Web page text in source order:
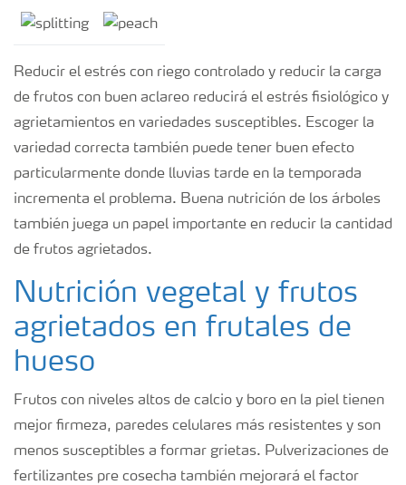
Reducir el estrés con riego controlado y reducir la carga
de frutos con buen aclareo reducirá el estrés fisiológico y
agrietamientos en variedades susceptibles. Escoger la
variedad correcta también puede tener buen efecto
particularmente donde lluvias tarde en la temporada
incrementa el problema. Buena nutrición de los árboles
también juega un papel importante en reducir la cantidad
de frutos agrietados.
Nutrición vegetal y frutos
agrietados en frutales de
hueso
Frutos con niveles altos de calcio y boro en la piel tienen
mejor firmeza, paredes celulares más resistentes y son
menos susceptibles a formar grietas. Pulverizaciones de
fertilizantes pre cosecha también mejorará el factor